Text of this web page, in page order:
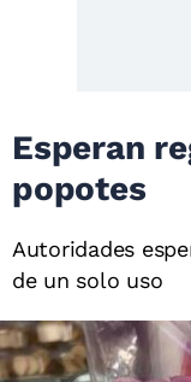
Esperan
popotes
Autoridades
de un solo uso